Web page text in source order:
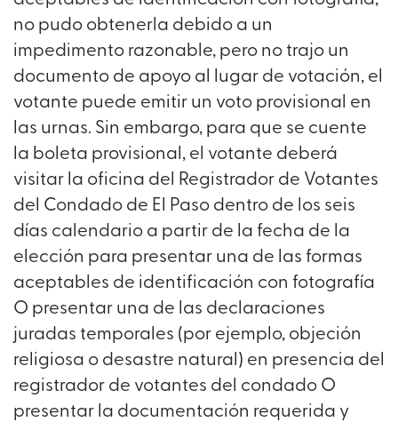
no pudo obtenerla debido a un
impedimento razonable, pero no trajo un
documento de apoyo al lugar de votación, el
votante puede emitir un voto provisional en
las urnas. Sin embargo, para que se cuente
la boleta provisional, el votante deberá
visitar la oficina del Registrador de Votantes
del Condado de El Paso dentro de los seis
días calendario a partir de la fecha de la
elección para presentar una de las formas
aceptables de identificación con fotografía
O presentar una de las declaraciones
juradas temporales (por ejemplo, objeción
religiosa o desastre natural) en presencia del
registrador de votantes del condado O
presentar la documentación requerida y